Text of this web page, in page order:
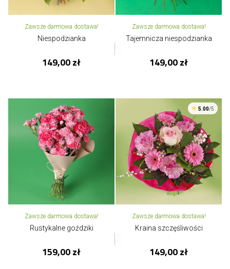
Zawsze darmowa dostawa!
Niespodzianka
149,00 zł
Zawsze darmowa dostawa!
Tajemnicza niespodzianka
149,00 zł
Zawsze darmowa dostawa!
Rustykalne goździki
159,00 zł
5.00/5
Zawsze darmowa dostawa!
Kraina szczęśliwości
149,00 zł